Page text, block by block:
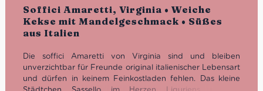
Soffici Amaretti, Virginia • Weiche
Kekse mit Mandelgeschmack • Süßes
aus Italien
Bewertet
Die soffici Amaretti von Virginia sind und bleiben
unverzichtbar für Freunde original italienischer Lebensart
und dürfen in keinem Feinkostladen fehlen. Das kleine